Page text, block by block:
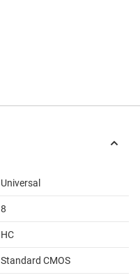
Universal
8
HC
Standard CMOS